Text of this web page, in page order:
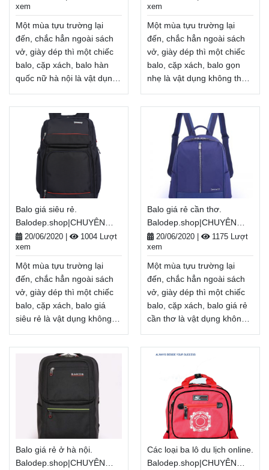
Miễn phí đổi trả hàng,
thanh toán tiền khi nhận
hàngXem thêm
Miễn phí đổi trả hàng,
thanh toán tiền khi nhận
hàngXem thêm
xem
Một mùa tựu trường lại
đến, chắc hẳn ngoài sách
vở, giày dép thì một chiếc
balo, cặp xách, balo hàn
quốc nữ hà nội là vật dụng
không thể thiếu, tiếp thêm
năng lượng cho một năm
học mới đầy tươi sáng.
Nhân dịp năm học
mới, Balodep.shop tri ân
khách hàng với những
chương trình ưu đãi,
khuyến mãi vô cùng hấp
dẫn và đa dạng sản phẩm.
Balodep.shop|Chuyên balo
hàn quốc nữ hà nội, Balo-
Túi xách. Giao hàng toàn
quốc, Miễn phí đổi trả
hàng, thanh toán tiền khi
nhận hàngXem thêm
xem
Một mùa tựu trường lại
đến, chắc hẳn ngoài sách
vở, giày dép thì một chiếc
balo, cặp xách, balo gọn
nhẹ là vật dụng không thể
thiếu, tiếp thêm năng lượng
cho một năm học mới đầy
tươi sáng. Nhân dịp năm
học mới, Balodep.shop tri
ân khách hàng với những
chương trình ưu đãi,
khuyến mãi vô cùng hấp
dẫn và đa dạng sản phẩm.
Balodep.shop|Chuyên balo
gọn nhẹ, Balo-Túi xách.
Giao hàng toàn quốc, Miễn
phí đổi trả hàng, thanh toán
tiền khi nhận hàng
Xem thêm
Balo giá siêu rẻ.
Balodep.shop|CHUYÊN
BALO-TÚI XÁCH–VALI ĐẸP
20/06/2020
1004 Lượt
xem
Một mùa tựu trường lại
đến, chắc hẳn ngoài sách
vở, giày dép thì một chiếc
balo, cặp xách, balo giá
siêu rẻ là vật dụng không
lượng cho một năm học
mới đầy tươi sáng. Nhân
dịp năm học
mới, Balodep.shop tri ân
khách hàng với những
chương trình ưu đãi,
khuyến mãi vô cùng hấp
dẫn và đa dạng sản phẩm.
Balodep.shop|Chuyên balo
giá siêu rẻ, Balo-Túi xách.
Balo giá rẻ cần thơ.
Balodep.shop|CHUYÊN
BALO-TÚI XÁCH–VALI ĐẸP
20/06/2020
1175 Lượt
xem
Một mùa tựu trường lại
đến, chắc hẳn ngoài sách
vở, giày dép thì một chiếc
balo, cặp xách, balo giá rẻ
cần thơ là vật dụng không
lượng cho một năm học
mới đầy tươi sáng. Nhân
mới, Balodep.shop tri ân
khách hàng với những
chương trình ưu đãi,
khuyến mãi vô cùng hấp
dẫn và đa dạng sản phẩm.
Balodep.shop|Chuyên balo
giá rẻ cần thơ, Balo-Túi
Balo giá rẻ ở hà nội.
Balodep.shop|CHUYÊN
Các loại ba lô du lịch online.
Balodep.shop|CHUYÊN